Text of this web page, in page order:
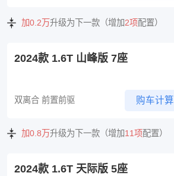
加0.2万升级为下一款（增加2项配置）
2024款 1.6T 山峰版 7座
双离合 前置前驱 购车计算
加0.8万升级为下一款（增加11项配置）
2024款 1.6T 天际版 5座